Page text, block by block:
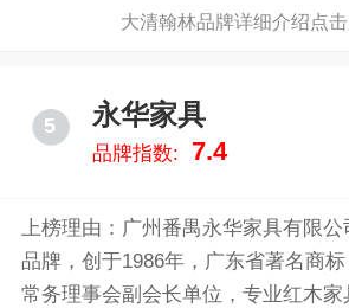
大清翰林品牌详细介绍点
5 永华家具
品牌指数: 7.4
上榜理由：广州番禺永华家具有限公
品牌，创于1986年，广东省著名商
常务理事会副会长单位，专业红木家